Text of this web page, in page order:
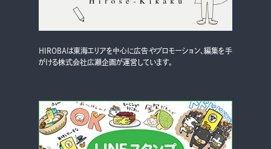
HIROBAは東海エリアを中心に広告やプロモーション、編集を手
がける株式会社広瀬企画が運営しています。